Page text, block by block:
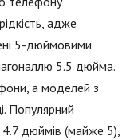
адже
5-дюймовими
5.5 дюйма.
а моделей з
Популярний
дюймів (майже 5),